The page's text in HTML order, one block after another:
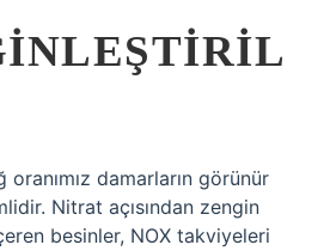
damarların görünür
Nitrat açısından zengin
besinler, NOX takviyeleri